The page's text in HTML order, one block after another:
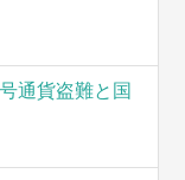
通貨盗難と国